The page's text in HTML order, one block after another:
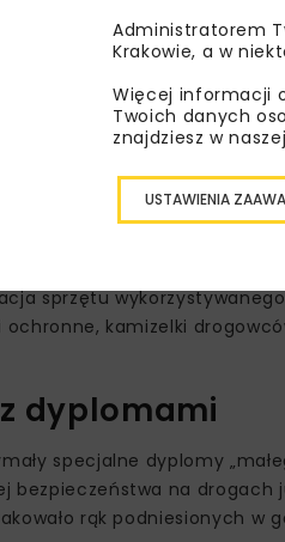
sprzętu
ochronne, kamizelki
dyplomami
specjalne dyplomy
bezpieczeństwa na drogach
rąk podniesionych
Administratorem
Krakowie, a w
Więcej informacji
Twoich danych
znajdziesz w naszej
USTAWIENIA